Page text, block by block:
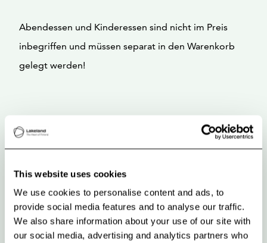
This website uses cookies
We use cookies to personalise content and ads, to
provide social media features and to analyse our traffic.
We also share information about your use of our site with
our social media, advertising and analytics partners who
Abendessen und Kinderessen sind nicht im Preis
inbegriffen und müssen separat in den Warenkorb
gelegt werden!